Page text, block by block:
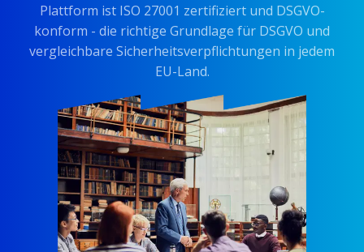
Plattform ist ISO 27001 zertifiziert und DSGVO-
konform - die richtige Grundlage für DSGVO und
vergleichbare Sicherheitsverpflichtungen in jedem
EU-Land.